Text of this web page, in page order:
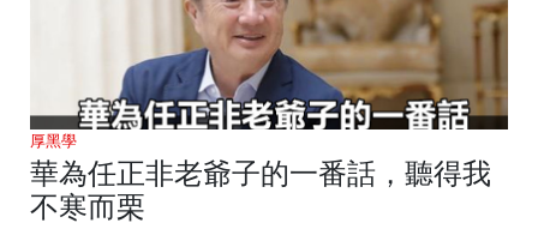
厚黑學
華為任正非老爺子的一番話，聽得我
不寒而栗